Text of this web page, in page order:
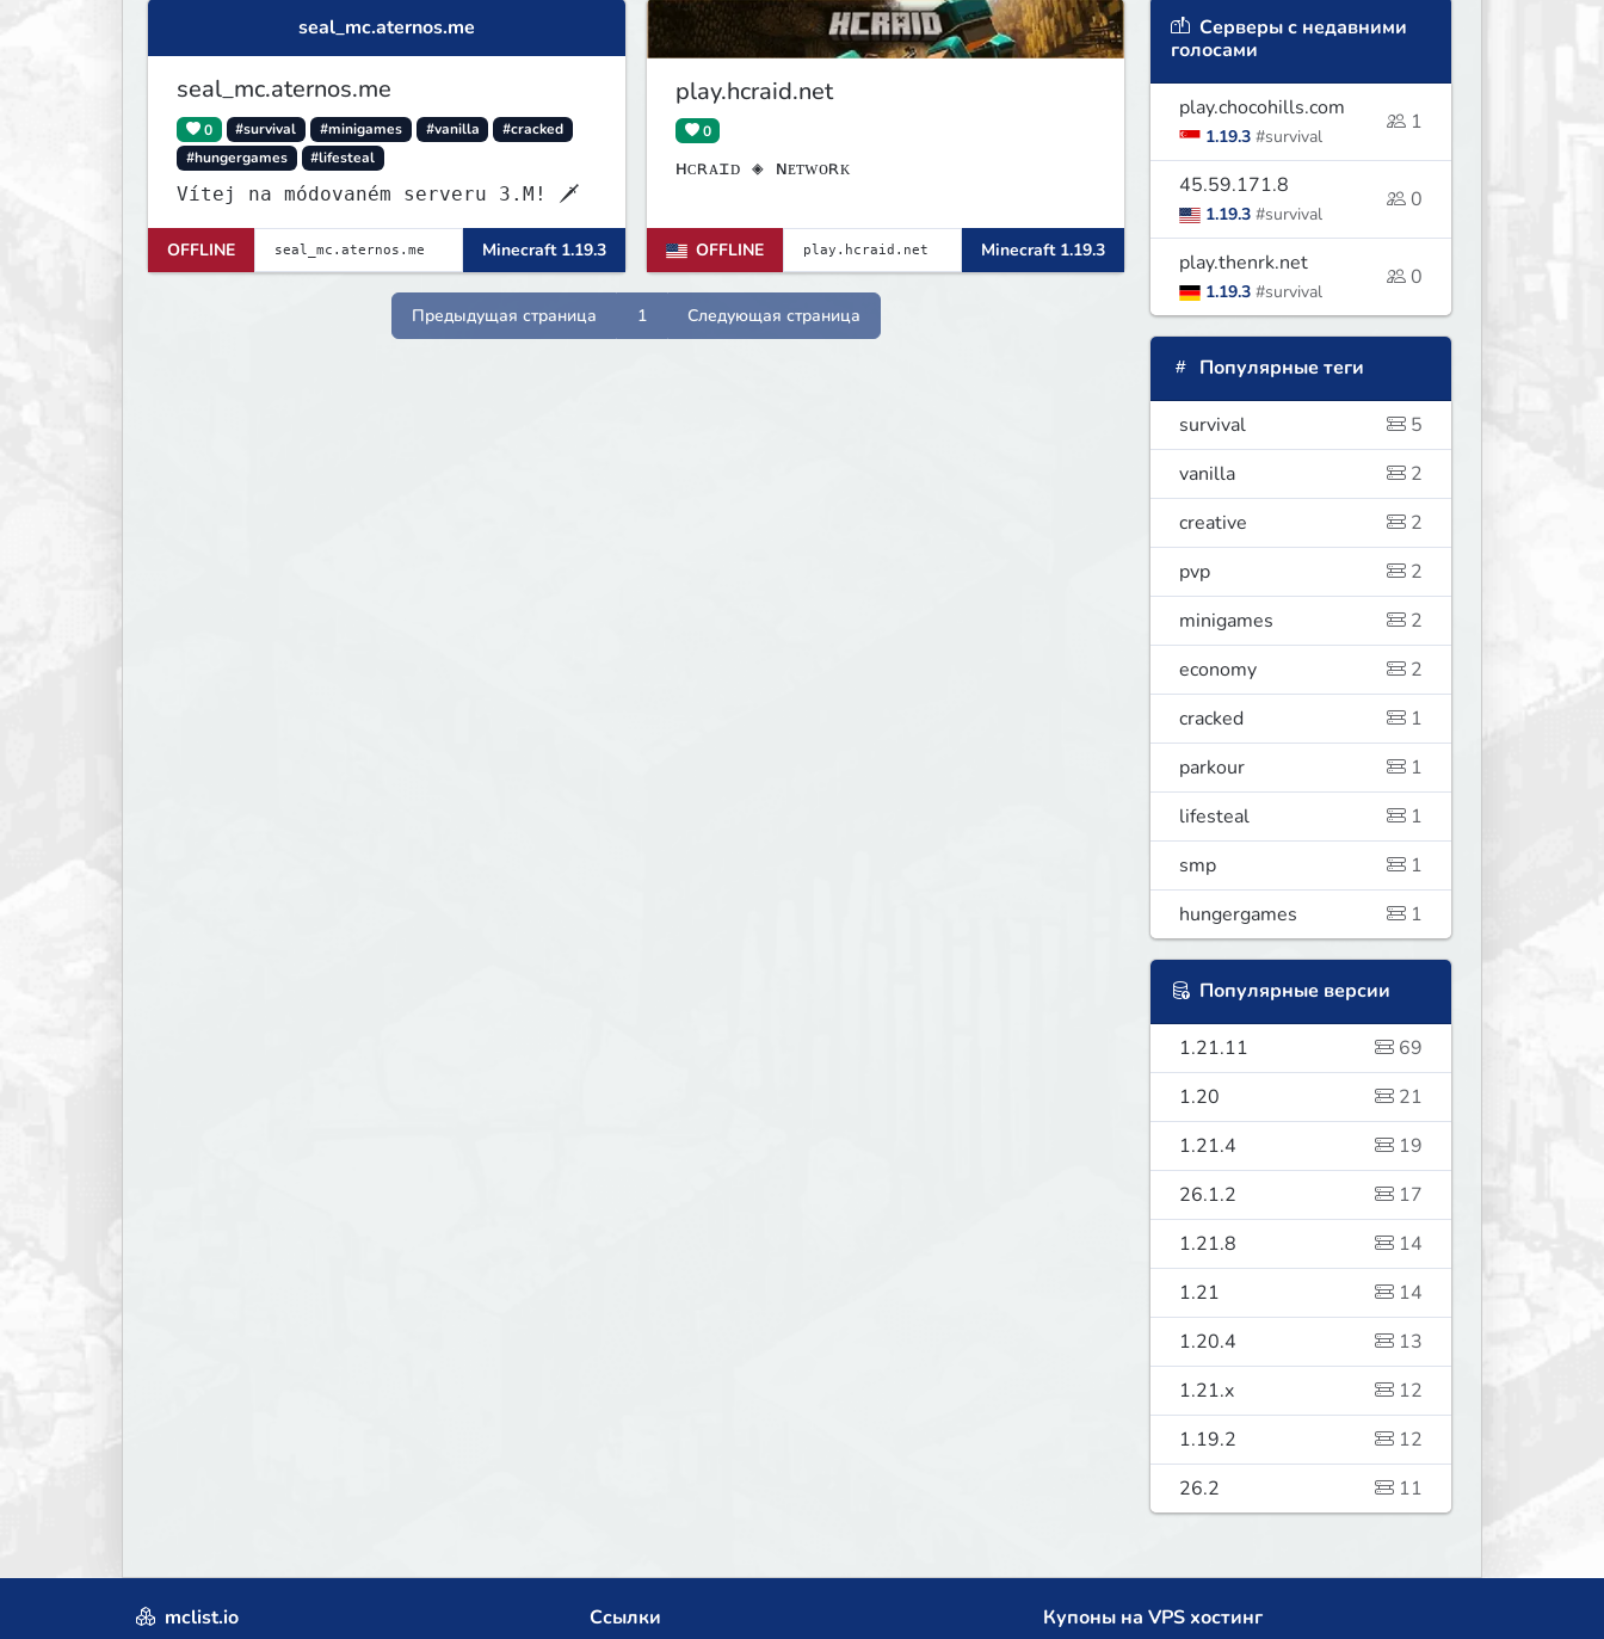
seal_mc.aternos.me
seal_mc.aternos.me
0 #survival #minigames #vanilla
#cracked
#hungergames
#lifesteal
Vítej na módovaném serveru 3.M! 🗡
OFFLINE Minecraft 1.19.3
play.hcraid.net
0
ʜᴄʀᴀɪᴅ ◈ ɴᴇᴛᴡᴏʀᴋ
OFFLINE Minecraft 1.19.3
Предыдущая страница 1 Следующая страница
Серверы с недавними
голосами
play.chocohills.com
1.19.3 #survival
1
45.59.171.8
1.19.3 #survival
0
play.thenrk.net
1.19.3 #survival
0
Популярные теги
survival
5
vanilla
2
creative
2
pvp
2
minigames
2
economy
2
cracked
1
parkour
1
lifesteal
1
smp
1
hungergames
1
Популярные версии
1.21.11
69
1.20
21
1.21.4
19
26.1.2
17
1.21.8
14
1.21
14
1.20.4
13
1.21.x
12
1.19.2
12
26.2
11
mclist.io Ссылки Купоны на VPS хостинг